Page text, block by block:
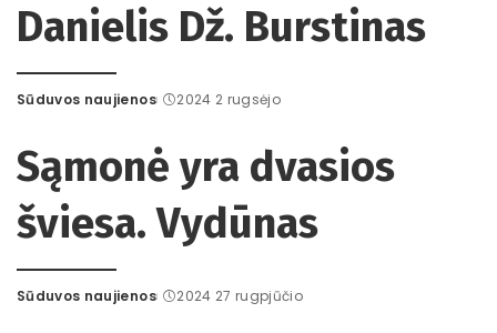
Danielis Dž. Burstinas
Posted
Sūduvos naujienos 2024 2 rugsėjo
Sąmonė yra dvasios
šviesa. Vydūnas
Posted
Sūduvos naujienos 2024 27 rugpjūčio